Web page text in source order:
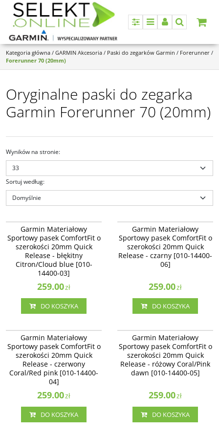
PanelMenuPanelSzukaj
Kategoria główna / GARMIN Akcesoria / Paski do zegarków Garmin / Forerunner /
Forerunner 70 (20mm)
Oryginalne paski do zegarka
Garmin Forerunner 70 (20mm)
Wyników na stronie:
Sortuj według:
Garmin Materiałowy Sportowy
pasek ComfortFit o szerokości
20mm Quick Release - błękitny
Citron/Cloud blue [010-14400-03]
Garmin Materiałowy
Sportowy pasek ComfortFit o
szerokości 20mm Quick
Release - błękitny
Citron/Cloud blue [010-
14400-03]
259.00zł
DO KOSZYKA
Garmin Materiałowy Sportowy
pasek ComfortFit o szerokości
20mm Quick Release - czarny [010-
14400-06]
Garmin Materiałowy
Sportowy pasek ComfortFit o
szerokości 20mm Quick
Release - czarny [010-14400-
06]
259.00zł
DO KOSZYKA
Garmin Materiałowy Sportowy
pasek ComfortFit o szerokości
20mm Quick Release - czerwony
Coral/Red pink [010-14400-04]
Garmin Materiałowy
Sportowy pasek ComfortFit o
szerokości 20mm Quick
Release - czerwony
Coral/Red pink [010-14400-
04]
259.00zł
DO KOSZYKA
Garmin Materiałowy Sportowy
pasek ComfortFit o szerokości
20mm Quick Release - różowy
Coral/Pink dawn [010-14400-05]
Garmin Materiałowy
Sportowy pasek ComfortFit o
szerokości 20mm Quick
Release - różowy Coral/Pink
dawn [010-14400-05]
259.00zł
DO KOSZYKA